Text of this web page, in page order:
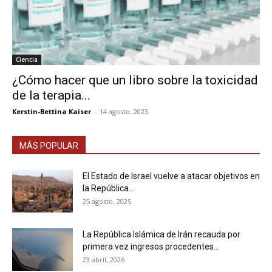
Ciencia
¿Cómo hacer que un libro sobre la toxicidad
de la terapia...
Kerstin-Bettina Kaiser - 14 agosto, 2023
MÁS POPULAR
El Estado de Israel vuelve a atacar objetivos en
la República...
25 agosto, 2025
La República Islámica de Irán recauda por
primera vez ingresos procedentes...
23 abril, 2026